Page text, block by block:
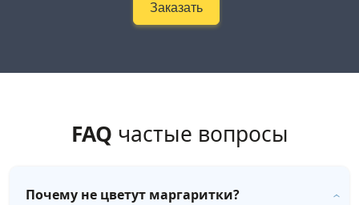
Заказать
FAQ частые вопросы
Почему не цветут маргаритки?